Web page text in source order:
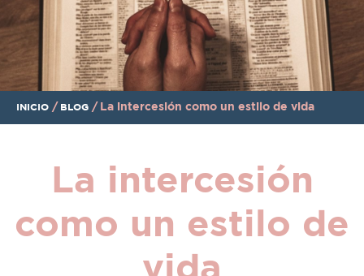
INICIO / BLOG / La intercesión como un estilo de vida
La intercesión
como un estilo de